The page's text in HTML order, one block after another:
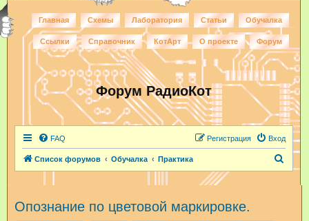
Главная Схемы Лаборатория Статьи Обучалка
Ссылки Справочник КотАрт О проекте Форум
Форум РадиоКот
FAQ Вход
Регистрация
Список форумов Обучалка Практика
Опознание по цветовой маркировке.